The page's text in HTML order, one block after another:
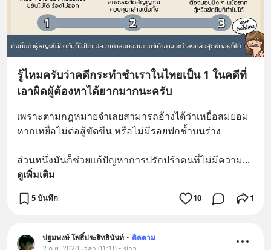
รู้ไหมครับว่าคดีกระทำชำเราในไทยเป็น 1 ในคดีที่
เอาผิดผู้ต้องหาได้ยากมากนะครับ
เพราะตามกฎหมายจำเลยสามารถอ้างได้ว่าเหยื่อสมยอม
หากเหยื่อไม่ต่อสู้ขัดขืน หรือไม่มีรอยฟกช้ำบนร่าง
ส่วนหนึ่งมันก็ช่วยแก้ปัญหาการปรักปรำคนที่ไม่มีความ...
ดูเพิ่มเติม
5 บันทึก 10 1
ปฐมพงษ์ โพธิ์ประสิทธินันท์ • ติดตาม